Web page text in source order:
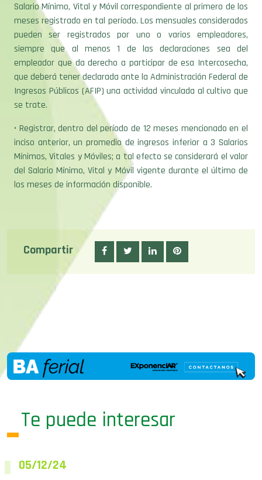
Salario Mínimo, Vital y Móvil correspondiente al primero de los
meses registrado en tal período. Los mensuales considerados
pueden ser registrados por uno o varios empleadores,
siempre que al menos 1 de las declaraciones sea del
empleador que da derecho a participar de esa Intercosecha,
que deberá tener declarada ante la Administración Federal de
Ingresos Públicos (AFIP) una actividad vinculada al cultivo que
se trate.
• Registrar, dentro del período de 12 meses mencionado en el
inciso anterior, un promedio de ingresos inferior a 3 Salarios
Mínimos, Vitales y Móviles; a tal efecto se considerará el valor
del Salario Mínimo, Vital y Móvil vigente durante el último de
los meses de información disponible.
Compartir
Te puede interesar
05/12/24